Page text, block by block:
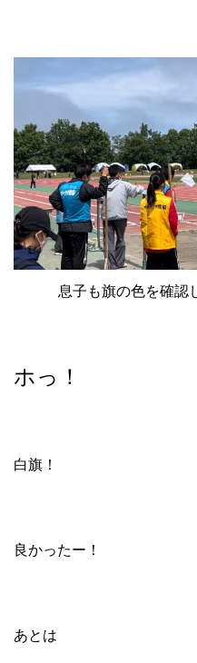
息子も旗の色を確認
ホっ！
白旗！
良かったー！
あとは